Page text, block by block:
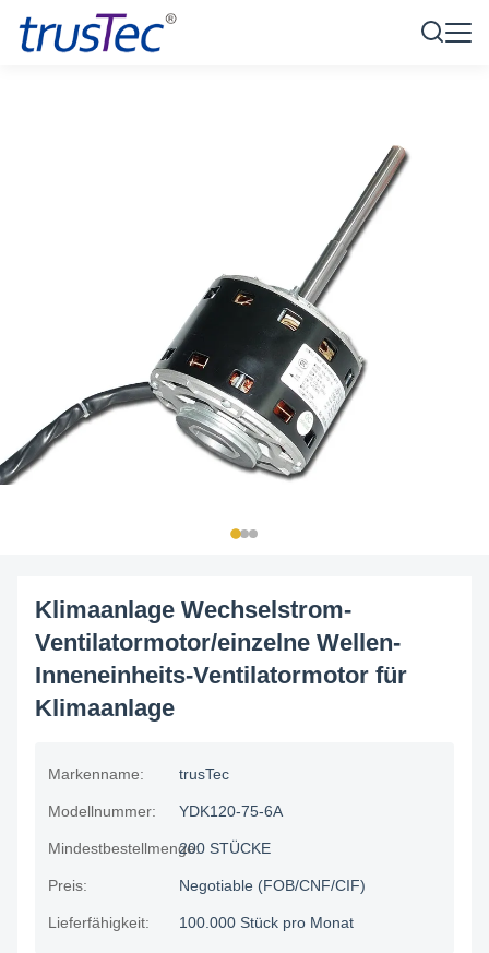
Klimaanlage Wechselstrom-
Ventilatormotor/einzelne Wellen-
Inneneinheits-Ventilatormotor für
Klimaanlage
Markenname: trusTec
Modellnummer: YDK120-75-6A
Mindestbestellmenge:200 STÜCKE
Preis: Negotiable (FOB/CNF/CIF)
Lieferfähigkeit: 100.000 Stück pro Monat